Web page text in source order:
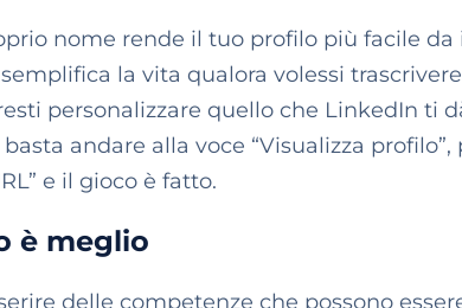
nome rende il tuo profilo più facile
la vita qualora volessi trascrivere
personalizzare quello che LinkedIn ti
basta andare alla voce “Visualizza profilo”,
e il gioco è fatto.
è meglio
delle competenze che possono